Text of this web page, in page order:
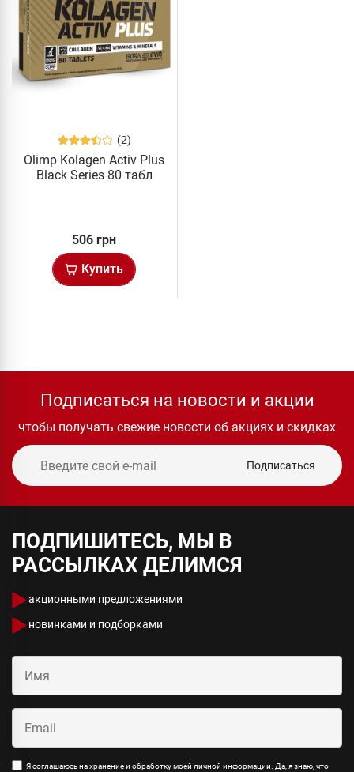
(2)
Olimp Kolagen Activ Plus
Black Series 80 табл
506 грн
Купить
Подписаться на новости и акции
чтобы получать свежие новости об акциях и скидках
Подписаться
ПОДПИШИТЕСЬ, МЫ В
РАССЫЛКАХ ДЕЛИМСЯ
акционными предложениями
новинками и подборками
Я соглашаюсь на хранение и обработку моей личной информации. Да, я знаю, что